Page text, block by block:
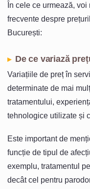
În cele ce urmează,
frecvente despre
București:
De ce variază
Variațiile de preț în
determinate de mai
tratamentului,
tehnologice utilizate și
Este important de
funcție de tipul de
exemplu, tratamentul
decât cel pentru